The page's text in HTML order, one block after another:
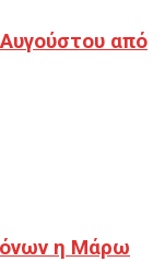
από
η Μάρω